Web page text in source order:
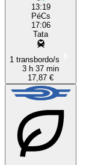
13:19
PéCs
17:06
Tata
1 transbordo/s
3 h 37 min
17,87 €